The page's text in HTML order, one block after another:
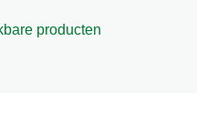
producten